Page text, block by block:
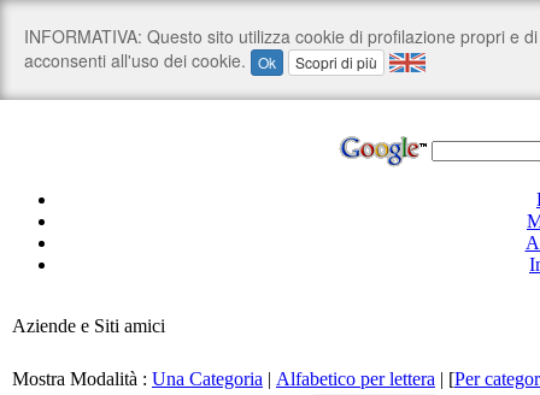
Aziende e Siti amici
Mostra Modalità : Una Categoria | Alfabetico per lettera | [Per